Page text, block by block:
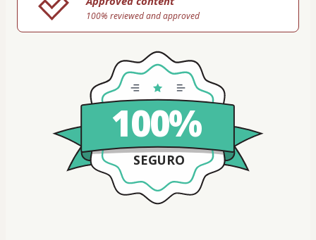
100% reviewed and approved
100%
SEGURO